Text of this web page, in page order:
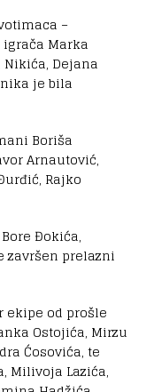
–
Marka
Nikića, Dejana
je bila
Boriša
Arnautović,
Rajko
Đokića,
prelazni
ekipe od prošle
Ostojića, Mirzu
Ćosovića, te
Milivoja Lazića,